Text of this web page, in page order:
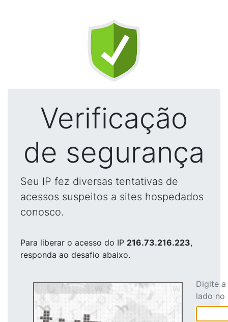
Verificação
de segurança
Seu IP fez diversas tentativas de
acessos suspeitos a sites hospedados
conosco.
Para liberar o acesso do IP 216.73.216.223,
responda ao desafio abaixo.
Digite
lado no